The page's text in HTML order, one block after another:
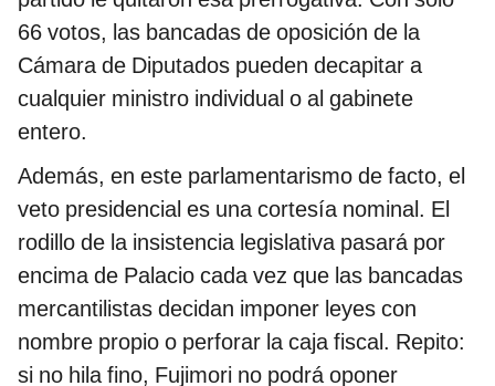
66 votos, las bancadas de oposición de la
Cámara de Diputados pueden decapitar a
cualquier ministro individual o al gabinete
entero.
Además, en este parlamentarismo de facto, el
veto presidencial es una cortesía nominal. El
rodillo de la insistencia legislativa pasará por
encima de Palacio cada vez que las bancadas
mercantilistas decidan imponer leyes con
nombre propio o perforar la caja fiscal. Repito:
si no hila fino, Fujimori no podrá oponer